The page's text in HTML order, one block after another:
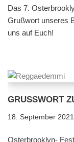
Das 7.
Grußwort unseres
uns auf Euch!
GRUSSWORT
18. September 2021
Osterbrooklyn-